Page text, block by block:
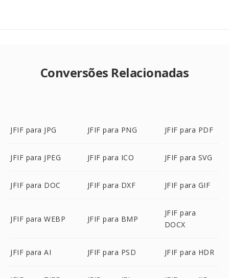
Conversões Relacionadas
JFIF para JPG JFIF para PNG JFIF para PDF
JFIF para JPEG JFIF para ICO JFIF para SVG
JFIF para DOC JFIF para DXF JFIF para GIF
JFIF para WEBP JFIF para BMP
JFIF para
DOCX
JFIF para AI JFIF para PSD JFIF para HDR